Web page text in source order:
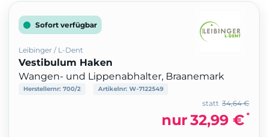
Sofort verfügbar
Leibinger / L-Dent
Vestibulum Haken
Wangen- und Lippenabhalter, Braanemark
Herstellernr: 700/2 Artikelnr: W-7122549
34,64 €
statt
nur32,99 € *